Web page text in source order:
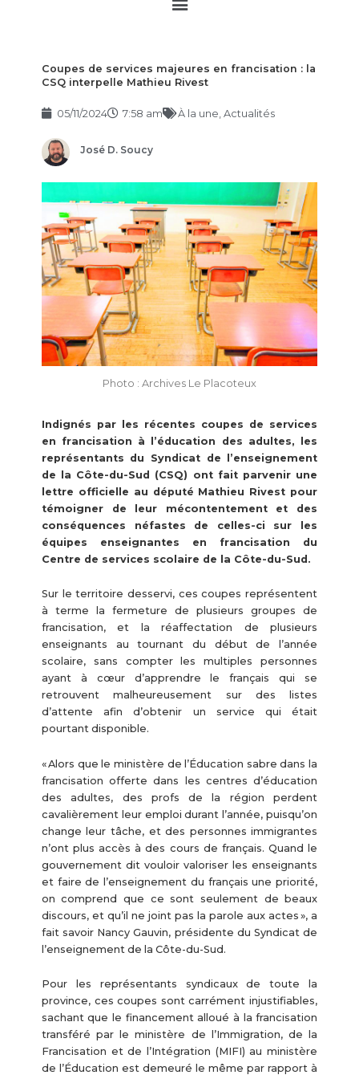
Coupes de services majeures en francisation : la
CSQ interpelle Mathieu Rivest
05/11/2024 7:58 am À la une Actualités
José D. Soucy
Photo : Archives Le Placoteux
Indignés par les récentes coupes de services
en francisation à l’éducation des adultes, les
représentants du Syndicat de l’enseignement
de la Côte-du-Sud (CSQ) ont fait parvenir une
lettre officielle au député Mathieu Rivest pour
témoigner de leur mécontentement et des
conséquences néfastes de celles-ci sur les
équipes enseignantes en francisation du
Centre de services scolaire de la Côte-du-Sud.
Sur le territoire desservi, ces coupes représentent
à terme la fermeture de plusieurs groupes de
francisation, et la réaffectation de plusieurs
enseignants au tournant du début de l’année
scolaire, sans compter les multiples personnes
ayant à cœur d’apprendre le français qui se
retrouvent malheureusement sur des listes
d’attente afin d’obtenir un service qui était
pourtant disponible.
« Alors que le ministère de l’Éducation sabre dans la
francisation offerte dans les centres d’éducation
des adultes, des profs de la région perdent
cavalièrement leur emploi durant l’année, puisqu’on
change leur tâche, et des personnes immigrantes
n’ont plus accès à des cours de français. Quand le
gouvernement dit vouloir valoriser les enseignants
et faire de l’enseignement du français une priorité,
on comprend que ce sont seulement de beaux
discours, et qu’il ne joint pas la parole aux actes », a
fait savoir Nancy Gauvin, présidente du Syndicat de
l’enseignement de la Côte-du-Sud.
Pour les représentants syndicaux de toute la
province, ces coupes sont carrément injustifiables,
sachant que le financement alloué à la francisation
transféré par le ministère de l’Immigration, de la
Francisation et de l’Intégration (MIFI) au ministère
de l’Éducation est demeuré le même par rapport à